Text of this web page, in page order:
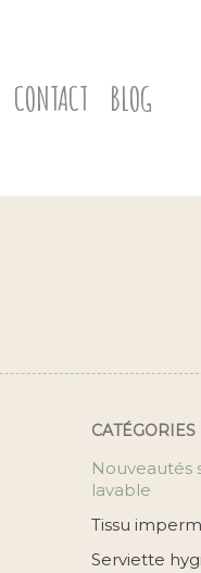
CONTACT BLOG
Nouveautés
lavable
Tissu
Serviette